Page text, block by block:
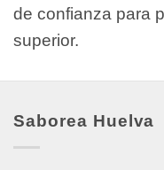
de confianza para
superior.
Saborea Huelva